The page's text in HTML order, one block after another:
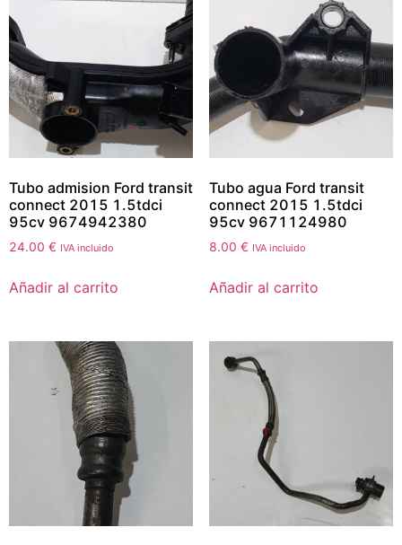
Tubo admision Ford transit
connect 2015 1.5tdci
95cv 9674942380
24.00 € IVA incluido
Añadir al carrito
Tubo agua Ford transit
connect 2015 1.5tdci
95cv 9671124980
8.00 € IVA incluido
Añadir al carrito